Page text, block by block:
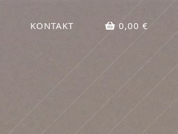
KONTAKT 0,00 €